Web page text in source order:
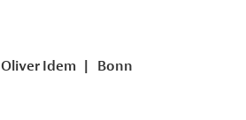
Oliver Idem Bonn